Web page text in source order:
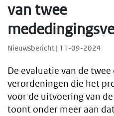
van twee
Nieuwsbericht | 11-09-2024
De evaluatie van de
verordeningen die het
voor de uitvoering van
toont onder meer aan